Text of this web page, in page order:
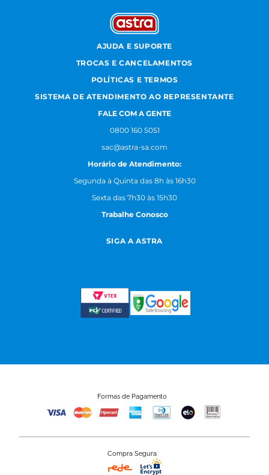
AJUDA E SUPORTE
TROCAS E CANCELAMENTOS
POLÍTICAS E TERMOS
SISTEMA DE ATENDIMENTO AO REPRESENTANTE
FALE COM A GENTE
0800 160 5051
sac@astra-sa.com
Horário de Atendimento:
Segunda à Quinta das 8h às 16h30
Sexta das 7h30 às 15h30
Trabalhe Conosco
SIGA A ASTRA
Formas de Pagamento
Compra Segura